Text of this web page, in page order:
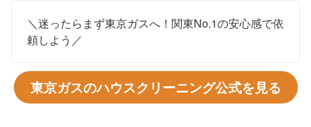
＼迷ったらまず東京ガスへ！関東No.1の安心感で依
頼しよう／
東京ガスのハウスクリーニング公式を見る